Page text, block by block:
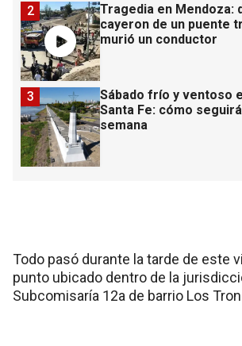
Tragedia en Mendoza:
cayeron de un puente
murió un conductor
2
Sábado frío y ventoso
Santa Fe: cómo
semana
3
Todo pasó durante la tarde de este
punto ubicado dentro de la
Subcomisaría 12a de barrio Los